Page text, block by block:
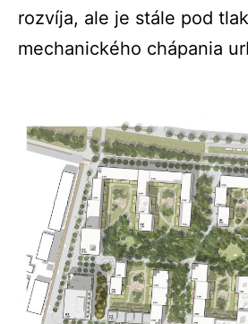
rozvíja, ale je stále pod
mechanického chápania